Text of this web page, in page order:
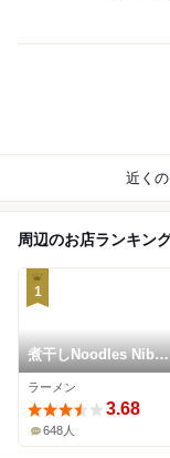
近く
周辺のお店ランキン
1
煮干しNoodles Nibo
Nibo Cino
ラーメン
3.68
648人